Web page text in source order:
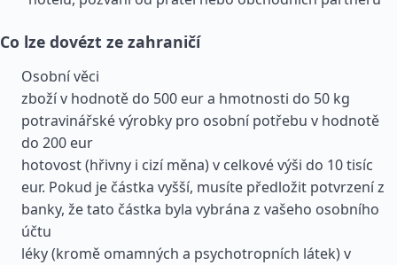
Co lze dovézt ze zahraničí
Osobní věci
zboží v hodnotě do 500 eur a hmotnosti do 50 kg
potravinářské výrobky pro osobní potřebu v hodnotě
do 200 eur
hotovost (hřivny i cizí měna) v celkové výši do 10 tisíc
eur. Pokud je částka vyšší, musíte předložit potvrzení z
banky, že tato částka byla vybrána z vašeho osobního
účtu
léky (kromě omamných a psychotropních látek) v